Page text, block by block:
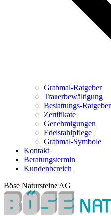
Grabmal-Ratgeber
Trauerbewältigung
Bestattungs-Ratgeber
Zertifikate
Genehmigungen
Edelstahlpflege
Grabmal-Symbole
Kontakt
Beratungstermin
Kundenbereich
Böse Natursteine AG